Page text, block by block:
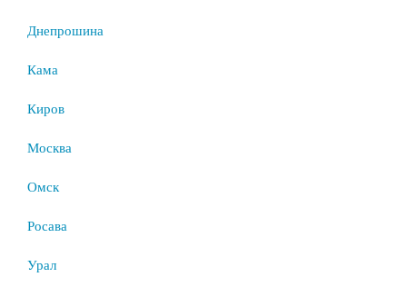
Днепрошина
Кама
Киров
Москва
Омск
Росава
Урал